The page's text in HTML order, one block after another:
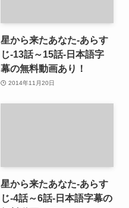
星から来たあなた-あらす
じ-13話～15話-日本語字
幕の無料動画あり！
2014年11月20日
星から来たあなた-あらす
じ-4話～6話-日本語字幕の